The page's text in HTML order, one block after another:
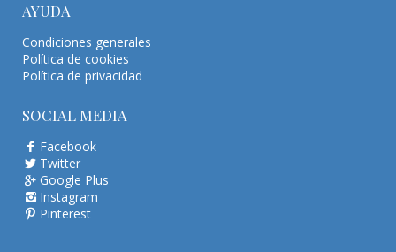
AYUDA
Condiciones generales
Política de cookies
Política de privacidad
SOCIAL MEDIA
Facebook
Twitter
Google Plus
Instagram
Pinterest